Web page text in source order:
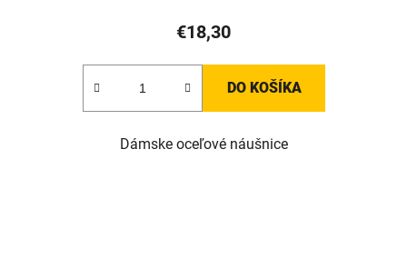
€18,30
DO KOŠÍKA
Dámske oceľové náušnice